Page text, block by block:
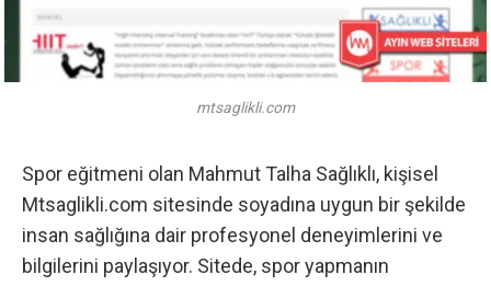
mtsaglikli.com
Spor eğitmeni olan Mahmut Talha Sağlıklı, kişisel
Mtsaglikli.com sitesinde soyadına uygun bir şekilde
insan sağlığına dair profesyonel deneyimlerini ve
bilgilerini paylaşıyor. Sitede, spor yapmanın